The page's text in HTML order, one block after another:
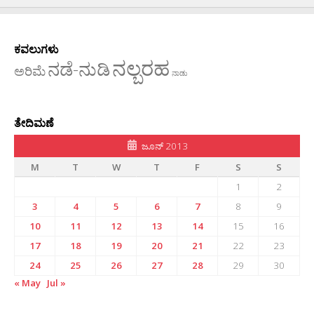
ಕವಲುಗಳು
ಅರಿಮೆನಡೆ-ನುಡಿನಲ್ಬರಹ ನಾಡು
ತೇದಿಮಣೆ
ಜೂನ್ 2013
M
T W T F S
S
1
2
3
4 5 6 7 8
9
10
11 12 13 14 15
16
17
18 19 20 21 22
23
24
25 26 27 28 29
30
« May Jul »